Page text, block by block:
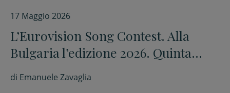
17 Maggio 2026
L’Eurovision Song Contest. Alla
Bulgaria l’edizione 2026. Quinta
l’Italia con Sal Da Vinci
di Emanuele Zavaglia